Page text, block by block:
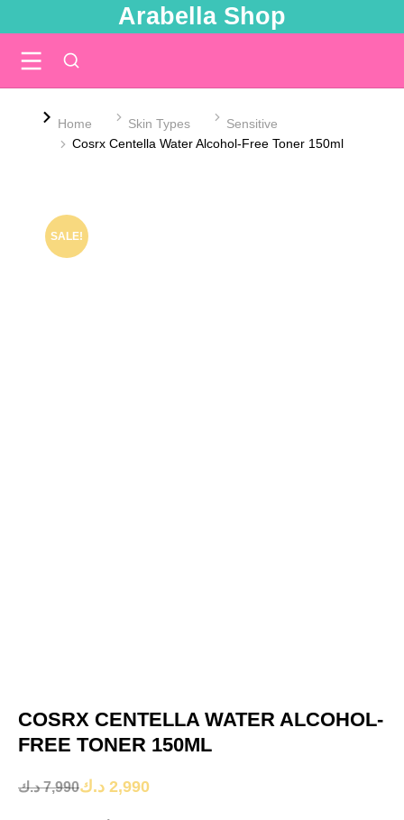
Arabella Shop
You are here:
Home Skin Types
Sensitive
Cosrx Centella Water Alcohol-Free Toner 150ml
SALE!
COSRX CENTELLA WATER ALCOHOL-
FREE TONER 150ML
7,990 د.ك 2,990 د.ك